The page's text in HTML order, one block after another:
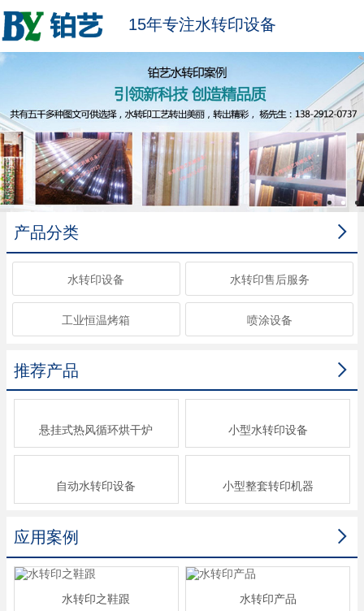
15年专注水转印设备

产品分类
水转印设备 水转印售后服务
工业恒温烤箱 喷涂设备

推荐产品
悬挂式热风循环烘干炉 小型水转印设备
自动水转印设备 小型整套转印机器

应用案例
水转印之鞋跟 水转印产品